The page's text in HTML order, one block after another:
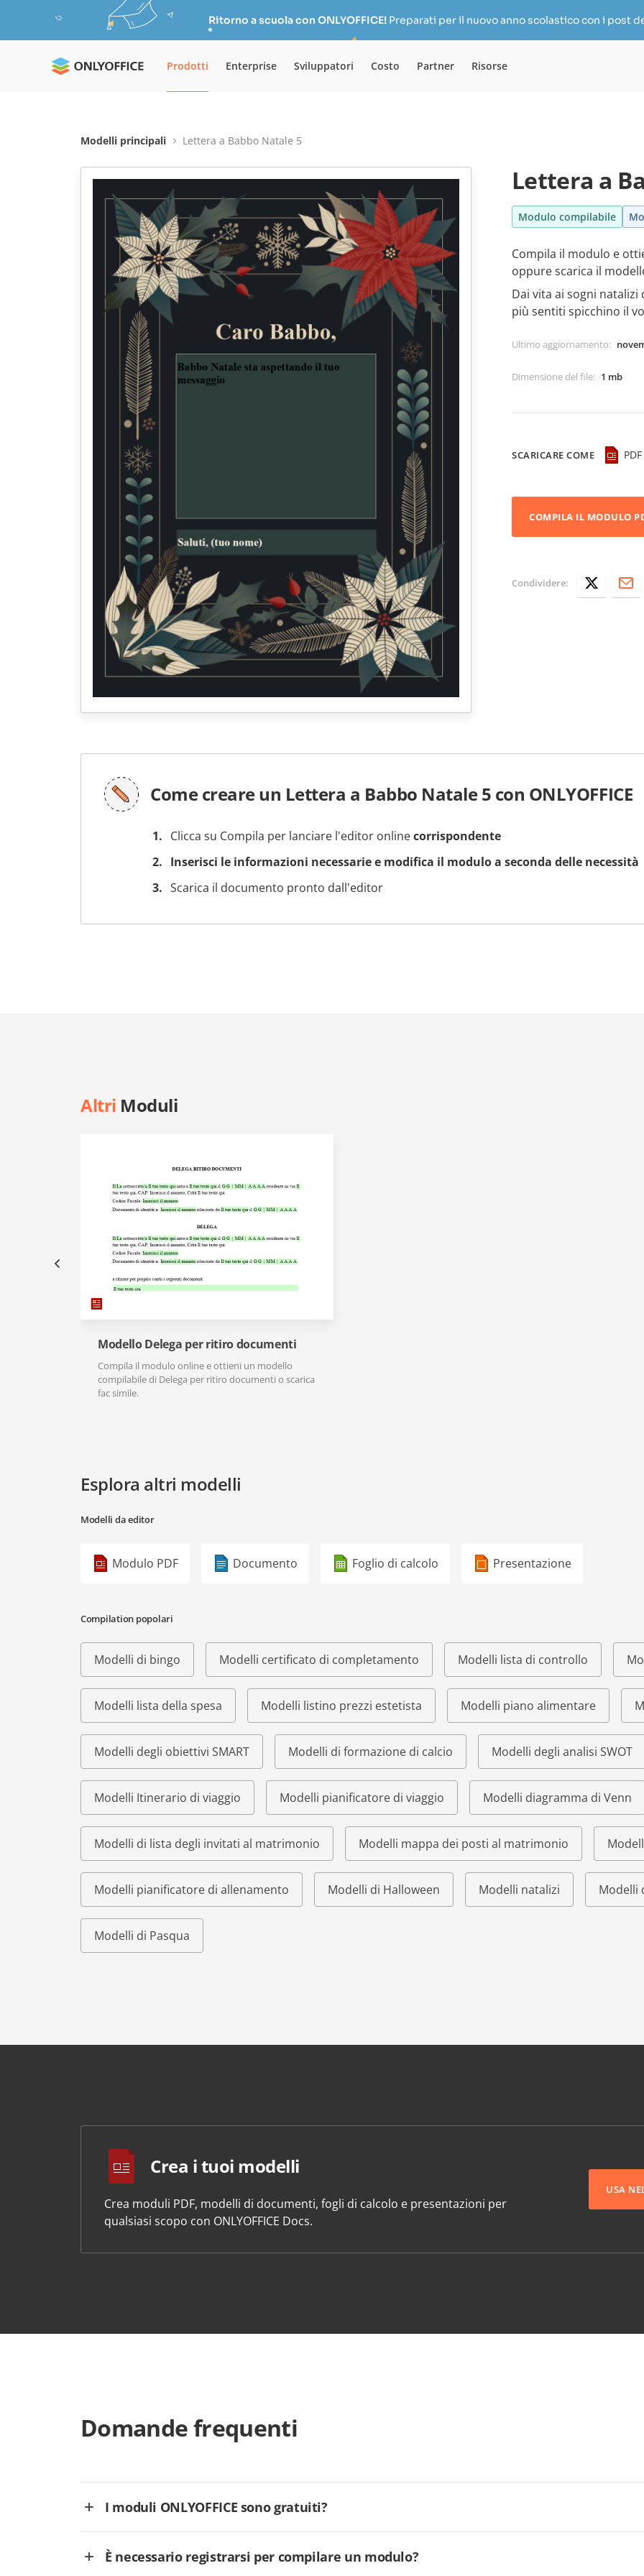
Ritorno a scuola con ONLYOFFICE! Preparati per il nuovo anno scolastico con i post
Prodotti Enterprise Sviluppatori Costo Partner Risorse
Modelli principali Lettera a Babbo Natale 5
Lettera a
Modulo compilabile
Compila il modulo e
oppure scarica il
Dai vita ai sogni
più sentiti spicchino il
Ultimo aggiornamento:
Dimensione del file: 1 mb
SCARICARE COME PDF
COMPILA IL MODULO
Condividere:
Come creare un Lettera a Babbo Natale 5 con ONLYOFFICE
Clicca su Compila per lanciare l'editor onlinecorrispondente
Inserisci le informazioni necessarie e modifica il modulo a seconda delle necessità
Scarica il documento pronto dall'editor
Altri Moduli
Modello Delega per ritiro documenti
Compila il modulo online e ottieni un modello
compilabile di Delega per ritiro documenti o scarica
fac simile.
Esplora altri modelli
Modelli da editor
Modulo PDF Documento Foglio di calcolo Presentazione
Compilation popolari
Modelli di bingo Modelli certificato di completamento Modelli lista di controllo
Modelli lista della spesa Modelli listino prezzi estetista Modelli piano alimentare
Modelli degli obiettivi SMART Modelli di formazione di calcio Modelli degli analisi SWOT
Modelli Itinerario di viaggio Modelli pianificatore di viaggio Modelli diagramma di Venn
Modelli di lista degli invitati al matrimonio Modelli mappa dei posti al matrimonio
Modelli pianificatore di allenamento Modelli di Halloween Modelli natalizi Modelli
Modelli di Pasqua
Crea i tuoi modelli
Crea moduli PDF, modelli di documenti, fogli di calcolo e presentazioni per
qualsiasi scopo con ONLYOFFICE Docs.
USA
Domande frequenti
I moduli ONLYOFFICE sono gratuiti?
È necessario registrarsi per compilare un modulo?